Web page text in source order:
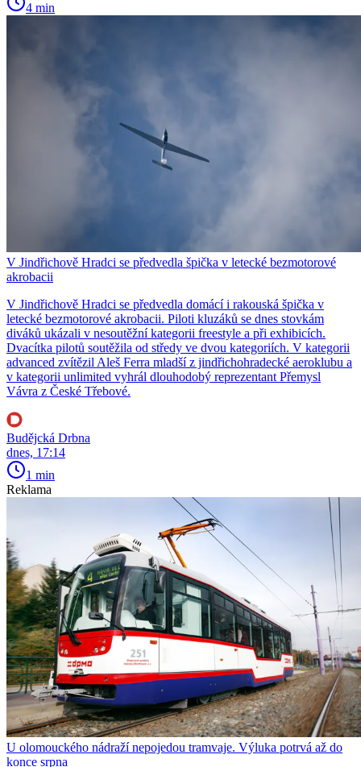
4 min
V Jindřichově Hradci se předvedla špička v letecké bezmotorové
akrobacii
V Jindřichově Hradci se předvedla domácí i rakouská špička v
letecké bezmotorové akrobacii. Piloti kluzáků se dnes stovkám
diváků ukázali v nesoutěžní kategorii freestyle a při exhibicích.
Dvacítka pilotů soutěžila od středy ve dvou kategoriích. V kategorii
advanced zvítězil Aleš Ferra mladší z jindřichohradecké aeroklubu a
v kategorii unlimited vyhrál dlouhodobý reprezentant Přemysl
Vávra z České Třebové.
Budějcká Drbna
dnes, 17:14
1 min
Reklama
U olomouckého nádraží nepojedou tramvaje. Výluka potrvá až do
konce srpna